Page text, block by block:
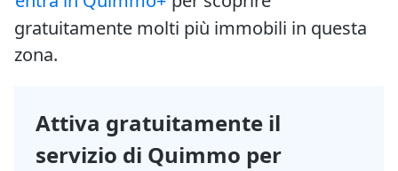
gratuitamente molti più immobili in questa
zona.
Attiva gratuitamente il
servizio di Quimmo per